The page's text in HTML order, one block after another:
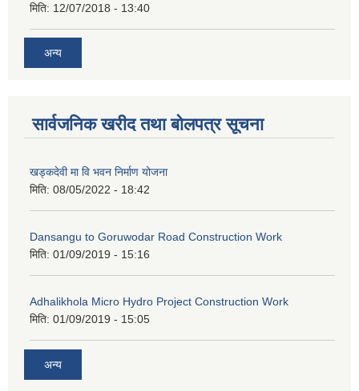
मिति: 12/07/2018 - 13:40
अन्य
सार्वजनिक खरीद तथा बोलपत्र सूचना
खड्कदेवी मा वि भवन निर्माण योजना
मिति: 08/05/2022 - 18:42
Dansangu to Goruwodar Road Construction Work
मिति: 01/09/2019 - 15:16
Adhalikhola Micro Hydro Project Construction Work
मिति: 01/09/2019 - 15:05
अन्य